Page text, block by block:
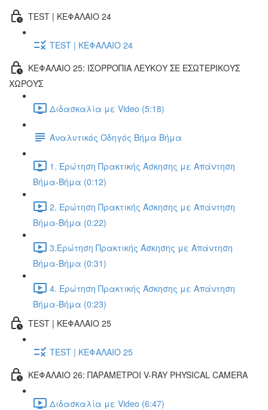
TEST | ΚΕΦΑΛΑΙΟ 24
TEST | ΚΕΦΑΛΑΙΟ 24
ΚΕΦΑΛΑΙΟ 25: ΙΣΟΡΡΟΠΙΑ ΛΕΥΚΟΥ ΣΕ ΕΣΩΤΕΡΙΚΟΥΣ
ΧΩΡΟΥΣ
Διδασκαλία με Video (5:18)
Αναλυτικός Οδηγός Βήμα Βήμα
1. Ερώτηση Πρακτικής Άσκησης με Απάντηση
Βήμα-Βήμα (0:12)
2. Ερώτηση Πρακτικής Άσκησης με Απάντηση
Βήμα-Βήμα (0:22)
3.Ερώτηση Πρακτικής Άσκησης με Απάντηση
Βήμα-Βήμα (0:31)
4. Ερώτηση Πρακτικής Άσκησης με Απάντηση
Βήμα-Βήμα (0:23)
TEST | ΚΕΦΑΛΑΙΟ 25
TEST | ΚΕΦΑΛΑΙΟ 25
ΚΕΦΑΛΑΙΟ 26: ΠΑΡΑΜΕΤΡΟΙ V-RAY PHYSICAL CAMERA
Διδασκαλία με Video (6:47)